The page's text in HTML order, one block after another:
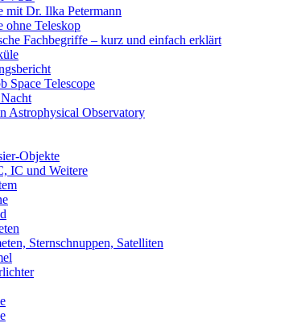
mit Dr. Ilka Petermann
ohne Teleskop
Fachbegriffe – kurz und einfach erklärt
Space Telescope
Astrophysical Observatory
Objekte
IC und Weitere
Sternschnuppen, Satelliten